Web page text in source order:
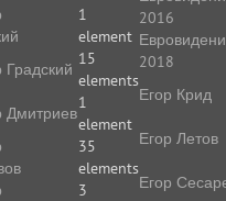
1
element
Градский
15
elements
Дмитриев
1
element
35
elements
3
2016
2018
Егор Крид
Егор Летов
Егор